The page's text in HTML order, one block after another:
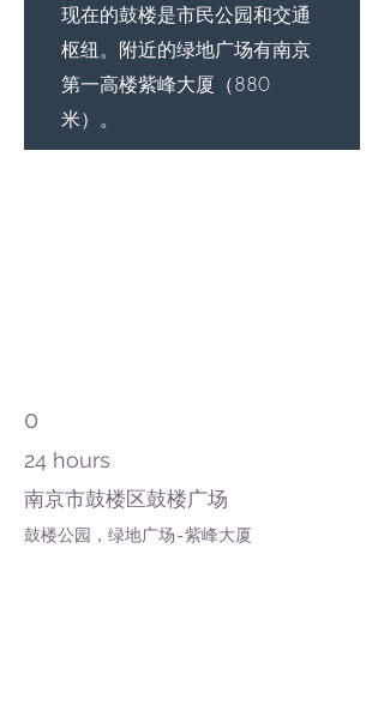
现在的鼓楼是市民公园和交通
枢纽。附近的绿地广场有南京
第一高楼紫峰大厦（880
米）。
0
24 hours
南京市鼓楼区鼓楼广场
鼓楼公园，绿地广场-紫峰大厦